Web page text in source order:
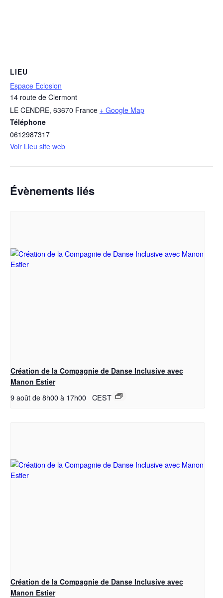
LIEU
Espace Eclosion
14 route de Clermont
LE CENDRE, 63670 France + Google Map
Téléphone
0612987317
Voir Lieu site web
Évènements liés
Création de la Compagnie de Danse Inclusive avec
Manon Estier
9 août de 8h00à 17h00 CEST
Création de la Compagnie de Danse Inclusive avec
Manon Estier